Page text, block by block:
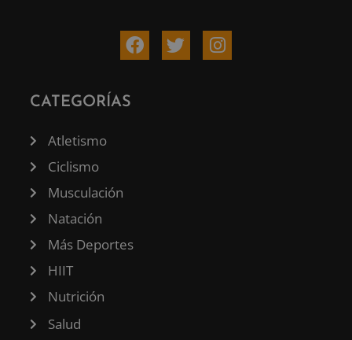
CATEGORÍAS
Atletismo
Ciclismo
Musculación
Natación
Más Deportes
HIIT
Nutrición
Salud